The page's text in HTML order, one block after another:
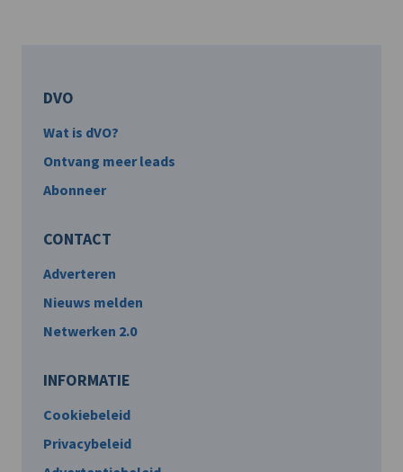
DVO
Wat is dVO?
Ontvang meer leads
Abonneer
CONTACT
Adverteren
Nieuws melden
Netwerken 2.0
INFORMATIE
Cookiebeleid
Privacybeleid